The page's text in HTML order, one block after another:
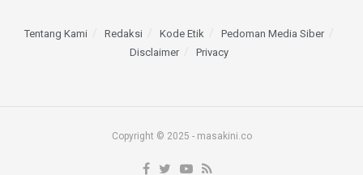
Tentang Kami Redaksi Kode Etik
Pedoman Media Siber
Disclaimer
Privacy
Copyright © 2025 - masakini.co